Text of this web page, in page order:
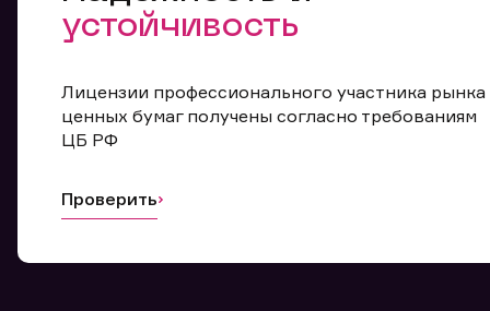
устойчивость
Лицензии профессионального участника рынка
ценных бумаг получены согласно требованиям
ЦБ РФ
Проверить